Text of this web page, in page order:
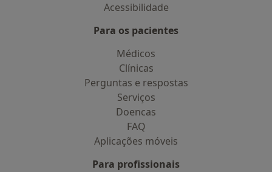
Acessibilidade
Para os pacientes
Médicos
Clínicas
Perguntas e respostas
Serviços
Doencas
FAQ
Aplicações móveis
Para profissionais